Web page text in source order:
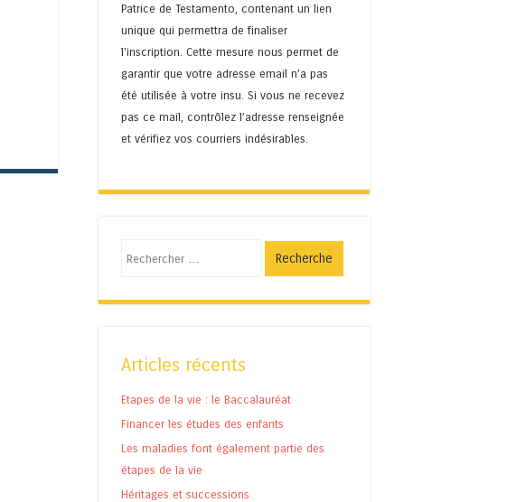
Patrice de Testamento, contenant un lien
unique qui permettra de finaliser
l'inscription. Cette mesure nous permet de
garantir que votre adresse email n’a pas
été utilisée à votre insu. Si vous ne recevez
pas ce mail, contrôlez l’adresse renseignée
et vérifiez vos courriers indésirables.
Articles récents
Etapes de la vie : le Baccalauréat
Financer les études des enfants
Les maladies font également partie des
étapes de la vie
Héritages et successions